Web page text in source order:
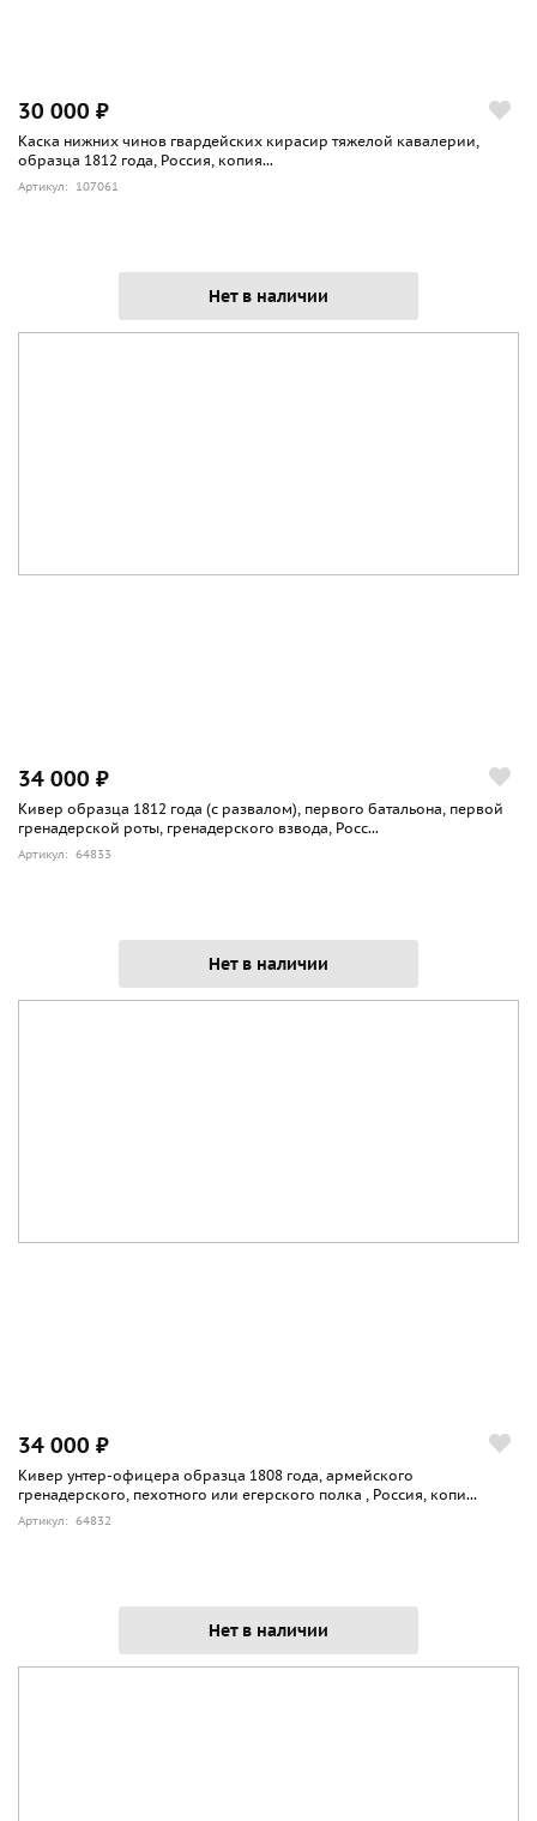
30 000 ₽
Каска нижних чинов гвардейских кирасир тяжелой кавалерии,
образца 1812 года, Россия, копия...
Артикул: 107061
Нет в наличии
34 000 ₽
Кивер образца 1812 года (с развалом), первого батальона, первой
гренадерской роты, гренадерского взвода, Росс...
Артикул: 64833
Нет в наличии
34 000 ₽
Кивер унтер-офицера образца 1808 года, армейского
гренадерского, пехотного или егерского полка , Россия, копи...
Артикул: 64832
Нет в наличии